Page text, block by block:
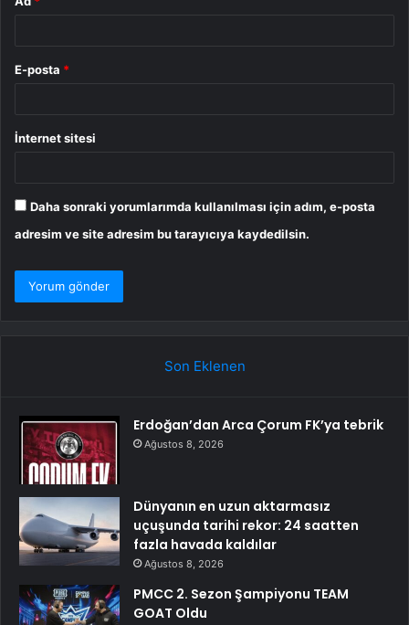
E-posta *
İnternet sitesi
Daha sonraki yorumlarımda kullanılması için adım, e-posta
adresim ve site adresim bu tarayıcıya kaydedilsin.
Son Eklenen
Erdoğan’dan Arca Çorum FK’ya tebrik
Ağustos 8, 2026
Dünyanın en uzun aktarmasız
uçuşunda tarihi rekor: 24 saatten
fazla havada kaldılar
Ağustos 8, 2026
PMCC 2. Sezon Şampiyonu TEAM
GOAT Oldu